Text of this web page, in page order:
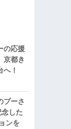
の応援
京都き
！
プーさ
した
ンを